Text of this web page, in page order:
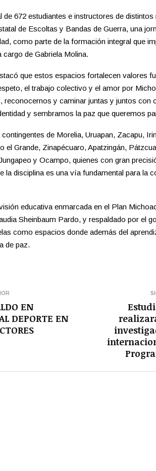
de 672 estudiantes e instructores de
de Escoltas y Bandas de Guerra, una
como parte de la formación integral que
de Gabriela Molina.
que estos espacios fortalecen valores
el trabajo colectivo y el amor por
reconocernos y caminar juntas y juntos con
y sembramos la paz que queremos
de Morelia, Uruapan, Zacapu,
el Grande, Zinapécuaro, Apatzingán,
y Ocampo, quienes con gran
la disciplina es una vía fundamental para la
educativa enmarcada en el Plan
Sheinbaum Pardo, y respaldado por el
como espacios donde además del
de paz.
EN
DEPORTE EN